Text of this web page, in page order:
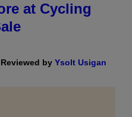
at Cycling
by Ysolt Usigan